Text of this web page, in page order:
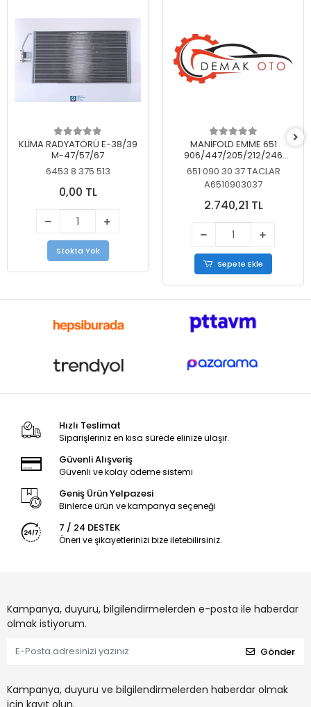
KLİMA RADYATÖRÜ E-38/39
M-47/57/67
6453 8 375 513
0,00 TL
Stokta Yok
MANİFOLD EMME 651
906/447/205/212/246
KELEBEKSİZ
651 090 30 37 TACLAR
A6510903037
2.740,21 TL
Sepete Ekle
Hızlı Teslimat
Siparişleriniz en kısa sürede elinize ulaşır.
Güvenli Alışveriş
Güvenli ve kolay ödeme sistemi
Geniş Ürün Yelpazesi
Binlerce ürün ve kampanya seçeneği
7 / 24 DESTEK
Öneri ve şikayetlerinizi bize iletebilirsiniz.
Kampanya, duyuru, bilgilendirmelerden e-posta ile haberdar
olmak istiyorum.
Gönder
Kampanya, duyuru ve bilgilendirmelerden haberdar olmak
için kayıt olun.